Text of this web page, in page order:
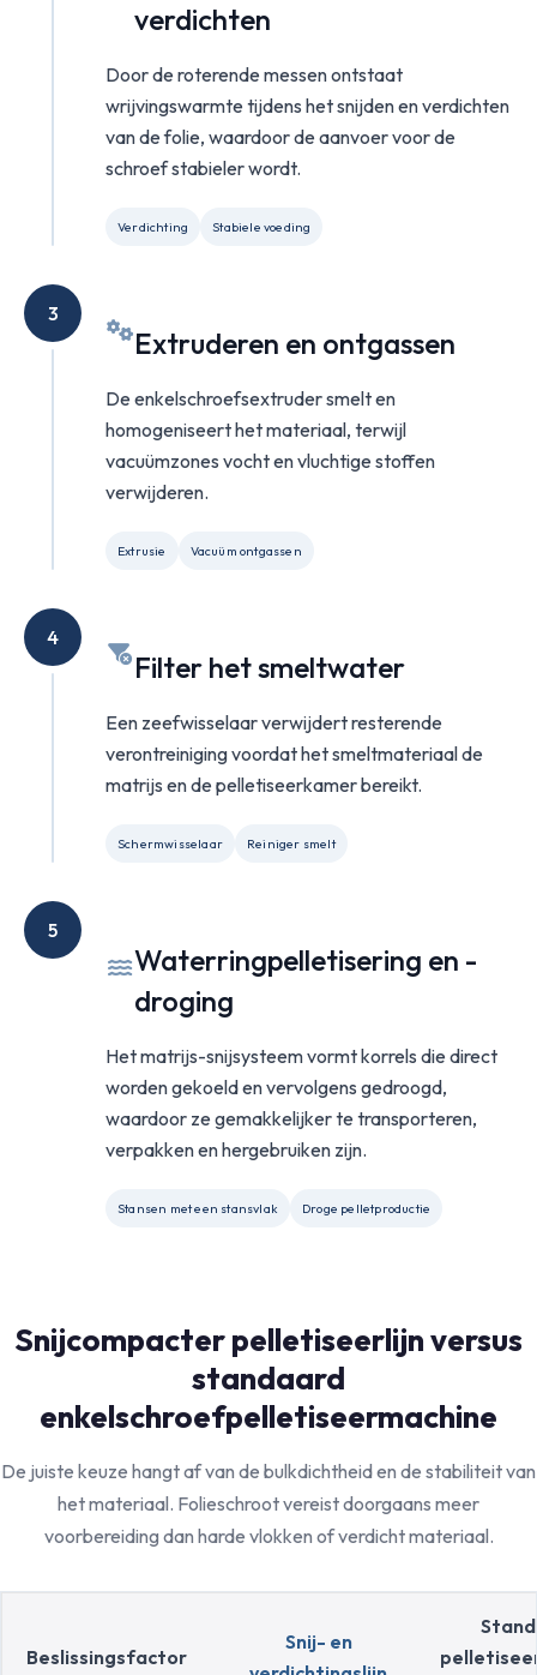
verdichten
Door de roterende messen ontstaat
wrijvingswarmte tijdens het snijden en verdichten
van de folie, waardoor de aanvoer voor de
schroef stabieler wordt.
Verdichting Stabiele voeding
3
Extruderen en ontgassen
De enkelschroefsextruder smelt en
homogeniseert het materiaal, terwijl
vacuümzones vocht en vluchtige stoffen
verwijderen.
Extrusie Vacuüm ontgassen
4
Filter het smeltwater
Een zeefwisselaar verwijdert resterende
verontreiniging voordat het smeltmateriaal de
matrijs en de pelletiseerkamer bereikt.
Schermwisselaar Reiniger smelt
5
Waterringpelletisering en -
droging
Het matrijs-snijsysteem vormt korrels die direct
worden gekoeld en vervolgens gedroogd,
waardoor ze gemakkelijker te transporteren,
verpakken en hergebruiken zijn.
Stansen met een stansvlak Droge pelletproductie
Snijcompacter pelletiseerlijn versus
standaard
enkelschroefpelletiseermachine
De juiste keuze hangt af van de bulkdichtheid en de stabiliteit van
het materiaal. Folieschroot vereist doorgaans meer
voorbereiding dan harde vlokken of verdicht materiaal.
Beslissingsfactor
Snij- en